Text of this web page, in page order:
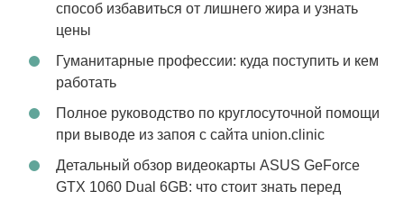
способ избавиться от лишнего жира и узнать
цены
Гуманитарные профессии: куда поступить и кем
работать
Полное руководство по круглосуточной помощи
при выводе из запоя с сайта union.clinic
Детальный обзор видеокарты ASUS GeForce
GTX 1060 Dual 6GB: что стоит знать перед